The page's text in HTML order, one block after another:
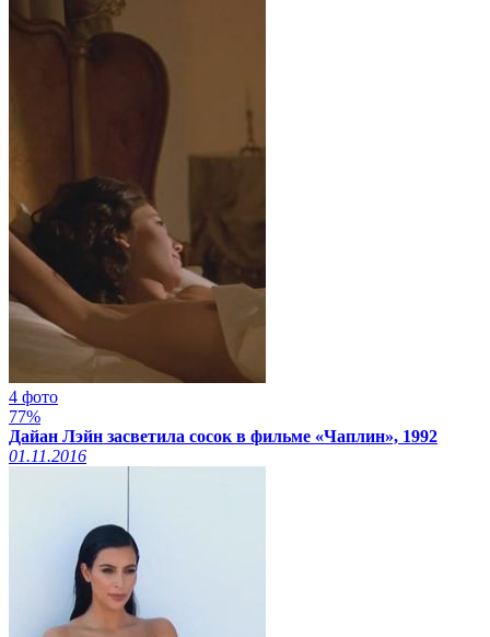
4 фото
77%
Дайан Лэйн засветила сосок в фильме «Чаплин», 1992
01.11.2016